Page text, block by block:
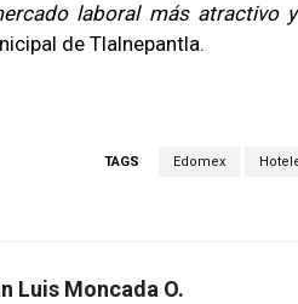
laboral más atractivo
de Tlalnepantla.
TAGS Edomex
Luis Moncada O.